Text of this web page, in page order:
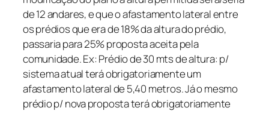
de 12 andares, e que o afastamento lateral entre
os prédios que era de 18% da altura do prédio,
passaria para 25% proposta aceita pela
comunidade. Ex: Prédio de 30 mts de altura: p/
sistema atual terá obrigatoriamente um
afastamento lateral de 5,40 metros. Já o mesmo
prédio p/ nova proposta terá obrigatoriamente